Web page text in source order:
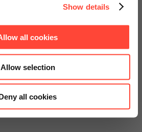
Show details
all cookies
Allow selection
all cookies
sich jetzt Ihr
zum
Preis.